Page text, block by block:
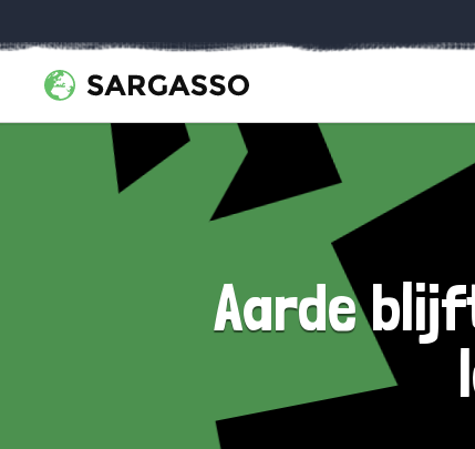
Aarde